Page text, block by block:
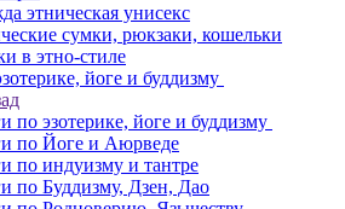
этническая унисекс
сумки, рюкзаки, кошельки
в этно-стиле
йоге и буддизму
по эзотерике, йоге и буддизму
по Йоге и Аюрведе
по индуизму и тантре
по Буддизму, Дзен, Дао